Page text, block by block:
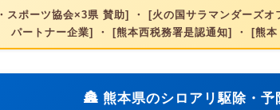
ポーツ協会×3県 賛助] ・ [火の国サラマンダーズ
パートナー企業] ・ [熊本西税務署是認通知] ・ [熊
🏯 熊本県のシロアリ駆除・予